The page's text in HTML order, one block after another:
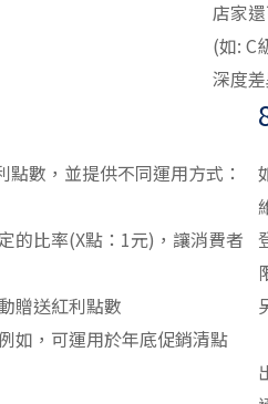
店家
(如: C
深度
數，並提供不同運用方式：
的比率(X點：1元)，讓消費者
贈送紅利點數
如，可運用於年底促銷清點